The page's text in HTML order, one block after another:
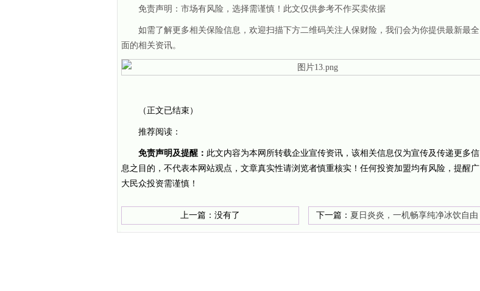
免责声明：市场有风险，选择需谨慎！此文仅供参考不作买卖依据
如需了解更多相关保险信息，欢迎扫描下方二维码关注人保财险，我们会为你提供最新最全
面的相关资讯。
（正文已结束）
推荐阅读：
免责声明及提醒： 此文内容为本网所转载企业宣传资讯，该相关信息仅为宣传及传递更多信
息之目的，不代表本网站观点，文章真实性请浏览者慎重核实！任何投资加盟均有风险，提醒广
大民众投资需谨慎！
上一篇：没有了 下一篇： 夏日炎炎，一机畅享纯净冰饮自由
——碧云泉小积木G5